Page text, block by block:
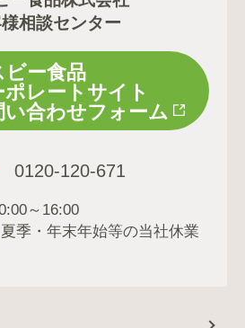
相談センター
ビー食品
ポレートサイト
い合わせフォーム
0120-120-671
～16:00
夏季・年末年始等の当社休業